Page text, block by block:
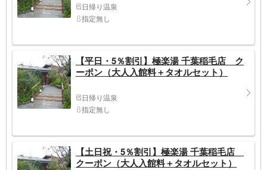
日帰り温泉
指定無し
【平日・5％割引】極楽湯 千葉稲毛店 ク
ーポン（大人入館料＋タオルセット）
日帰り温泉
指定無し
【土日祝・5％割引】極楽湯 千葉稲毛店
クーポン（大人入館料＋タオルセット）